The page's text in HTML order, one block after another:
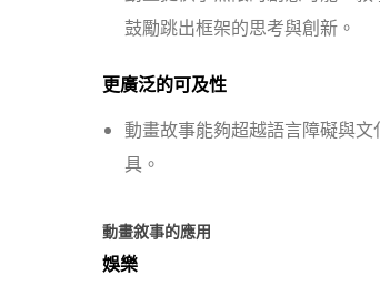
鼓勵跳出框架的思考與創新。
更廣泛的可及性
動畫故事能夠超越語言障礙與
具。
動畫敘事的應用
娛樂